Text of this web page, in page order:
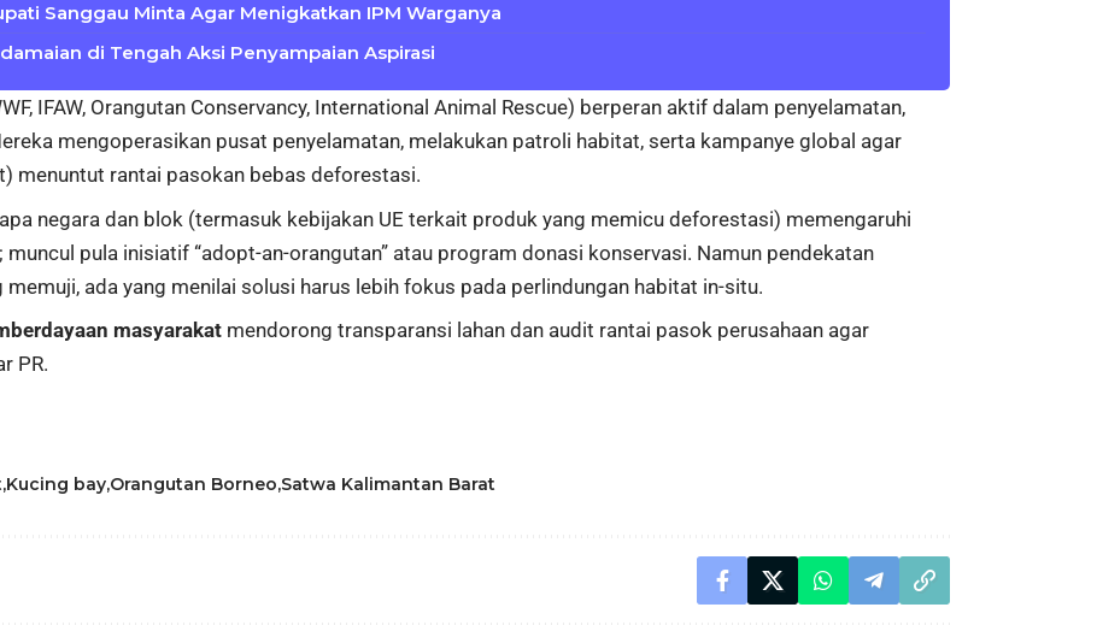
Sanggau Minta Agar Menigkatkan IPM Warganya
di Tengah Aksi Penyampaian Aspirasi
IFAW, Orangutan Conservancy, International Animal Rescue) berperan aktif dalam penyelamatan,
mengoperasikan pusat penyelamatan, melakukan patroli habitat, serta kampanye global agar
menuntut rantai pasokan bebas deforestasi.
negara dan blok (termasuk kebijakan UE terkait produk yang memicu deforestasi) memengaruhi
pula inisiatif “adopt-an-orangutan” atau program donasi konservasi. Namun pendekatan
ada yang menilai solusi harus lebih fokus pada perlindungan habitat in-situ.
masyarakat mendorong transparansi lahan dan audit rantai pasok perusahaan agar
PR.
Kucing bay Orangutan Borneo Satwa Kalimantan Barat